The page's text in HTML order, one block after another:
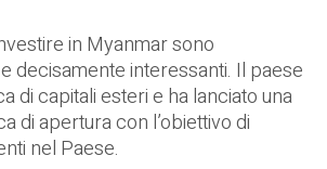
in Myanmar sono
decisamente interessanti. Il paese
di capitali esteri e ha lanciato una
di apertura con l’obiettivo di
nel Paese.